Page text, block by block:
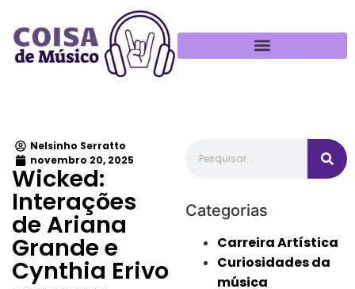
Nelsinho Serratto
novembro 20, 2025
Wicked:
Interações
de Ariana
Grande e
Cynthia Erivo
Categorias
Carreira Artística
Curiosidades da
música